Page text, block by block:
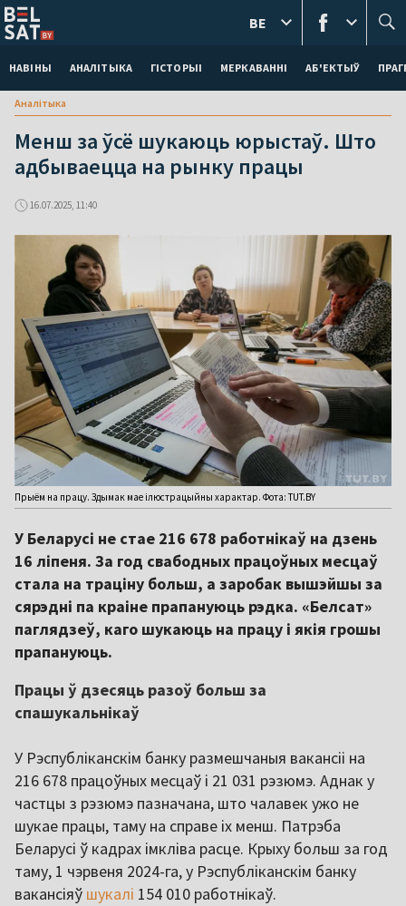
НАВІНЫ АНАЛІТЫКА ГІСТОРЫІ МЕРКАВАННI АБ'ЕКТЫЎ
BE
Аналітыка
Менш за ўсё шукаюць юрыстаў. Што
адбываецца на рынку працы
16.07.2025, 11:40
Прыём на працу. Здымак мае ілюстрацыйны характар. Фота: TUT.BY
У Беларусі не стае 216 678 работнікаў на дзень
16 ліпеня. За год свабодных працоўных месцаў
стала на траціну больш, а заробак вышэйшы за
сярэдні па краіне прапануюць рэдка. «Белсат»
паглядзеў, каго шукаюць на працу і якія грошы
прапануюць.
Працы ў дзесяць разоў больш за
спашукальнікаў
У Рэспубліканскім банку размешчаныя вакансіі на
216 678 працоўных месцаў і 21 031 рэзюмэ. Аднак у
частцы з рэзюмэ пазначана, што чалавек ужо не
шукае працы, таму на справе іх менш. Патрэба
Беларусі ў кадрах імкліва расце. Крыху больш за год
таму, 1 чэрвеня 2024-га, у Рэспубліканскім банку
вакансіяў шукалі 154 010 работнікаў.